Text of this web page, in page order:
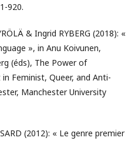
920.
& Ingrid RYBERG (2018): «
», in Anu Koivunen,
(éds), The Power of
Feminist, Queer, and Anti-
Manchester University
(2012): « Le genre premier